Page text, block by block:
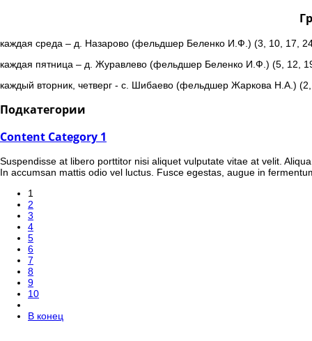
каждая среда – д. Назарово (фельдшер Беленко И.Ф.) (3, 10, 17,
каждая пятница – д. Журавлево (фельдшер Беленко И.Ф.) (5, 12,
каждый вторник, четверг - с. Шибаево (фельдшер Жаркова Н.А.)
Подкатегории
Content Category 1
Suspendisse at libero porttitor nisi aliquet vulputate vitae at velit.
In accumsan mattis odio vel luctus. Fusce egestas, augue in
1
2
3
4
5
6
7
8
9
10
В конец